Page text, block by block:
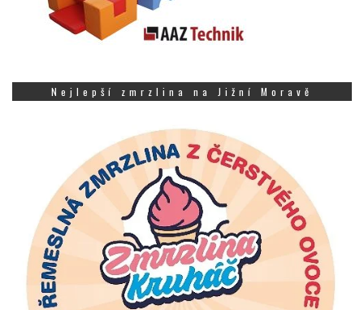
Nejlepší zmrzlina na Jižní Moravě